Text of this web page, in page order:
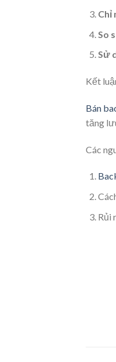
Chỉ
So
Sử
Kết
Bán
tăng
Các
Rủi